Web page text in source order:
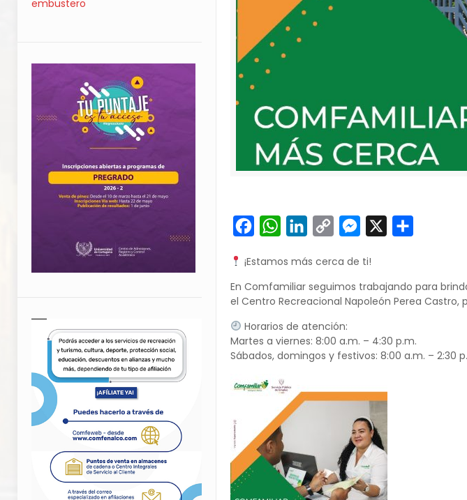
FacebookWhatsAppLinkedIn
Copy
Messenger
¡Estamos más cerca de ti!
En Comfamiliar seguimos trabajando para
el Centro Recreacional Napoleón Perea
Horarios de atención:
Martes a viernes: 8:00 a.m. – 4:30 p.m.
Sábados, domingos y festivos: 8:00 a.m. – 2:30
embustero